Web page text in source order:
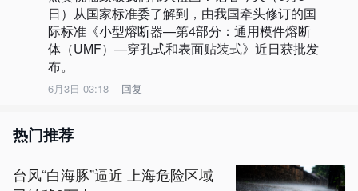
日）从国家标准委了解到，由我国牵头修订的国
际标准《小型熔断器—第4部分：通用模件熔断
体（UMF）—穿孔式和表面贴装式》近日获批发
布。
6月3日 03:18 回复
热门推荐
台风“白海豚”逼近 上海危险区域